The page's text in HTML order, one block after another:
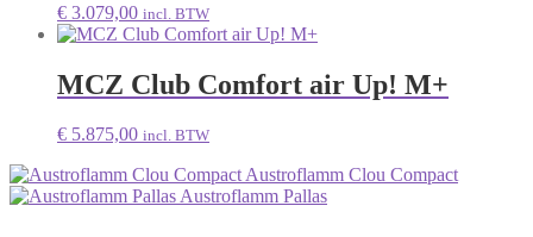
€ 3.079,00 incl. BTW
MCZ Club Comfort air Up! M+
€ 5.875,00 incl. BTW
Austroflamm Clou Compact
Austroflamm Pallas